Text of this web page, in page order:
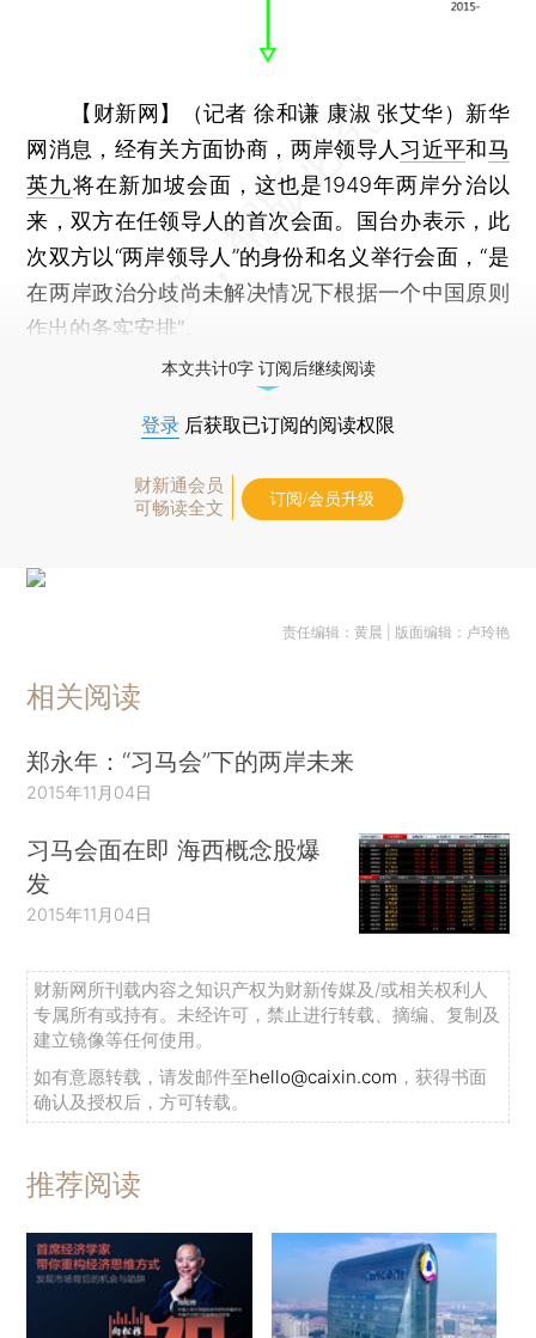
【财新网】（记者 徐和谦 康淑 张艾华） 新华
网消息，经有关方面协商，两岸领导人 习近平和马
英九将在新加坡会面，这也是1949年两岸分治以
来，双方在任领导人的首次会面。国台办表示，此
次双方以“两岸领导人”的身份和名义举行会面，“是
在两岸政治分歧尚未解决情况下根据一个中国原则
作出的务实安排”。
本文共计0字 订阅后继续阅读
登录 后获取已订阅的阅读权限
财新通会员
可畅读全文
订阅/会员升级
责任编辑：黄晨 | 版面编辑：卢玲艳
相关阅读
郑永年：“习马会”下的两岸未来
2015年11月04日
习马会面在即 海西概念股爆
发
2015年11月04日
财新网所刊载内容之知识产权为财新传媒及/或相关权利人
专属所有或持有。未经许可，禁止进行转载、摘编、复制及
建立镜像等任何使用。
如有意愿转载，请发邮件至hello@caixin.com ，获得书面
确认及授权后，方可转载。
推荐阅读